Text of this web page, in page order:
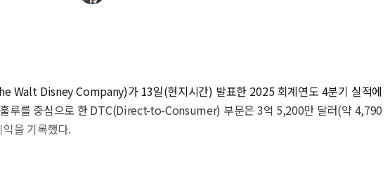
Walt Disney Company)가 13일(현지시간) 발표한 2025 회계연도 4분기 실적에
루를 중심으로 한 DTC(Direct-to-Consumer) 부문은 3억 5,200만 달러(약 4,790
을 기록했다.